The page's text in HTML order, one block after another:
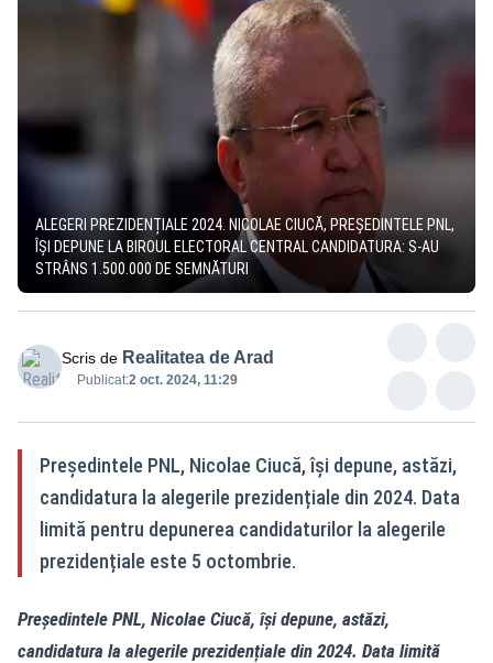
ALEGERI PREZIDENȚIALE 2024. NICOLAE CIUCĂ, PREȘEDINTELE PNL,
ÎȘI DEPUNE LA BIROUL ELECTORAL CENTRAL CANDIDATURA: S-AU
STRÂNS 1.500.000 DE SEMNĂTURI
Scris de Realitatea de Arad
Publicat:2 oct. 2024, 11:29
Președintele PNL, Nicolae Ciucă, își depune, astăzi,
candidatura la alegerile prezidențiale din 2024. Data
limită pentru depunerea candidaturilor la alegerile
prezidențiale este 5 octombrie.
Președintele PNL, Nicolae Ciucă, își depune, astăzi,
candidatura la alegerile prezidențiale din 2024. Data limită